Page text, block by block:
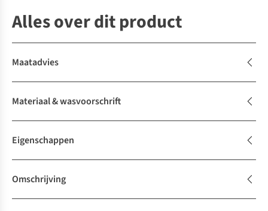
Alles over dit product
Maatadvies
Materiaal & wasvoorschrift
Eigenschappen
Omschrijving